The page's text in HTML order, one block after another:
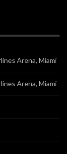
Arena, Miami
Arena, Miami